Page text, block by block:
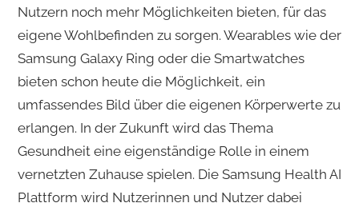
Nutzern noch mehr Möglichkeiten bieten, für das
eigene Wohlbefinden zu sorgen. Wearables wie der
Samsung Galaxy Ring oder die Smartwatches
bieten schon heute die Möglichkeit, ein
umfassendes Bild über die eigenen Körperwerte zu
erlangen. In der Zukunft wird das Thema
Gesundheit eine eigenständige Rolle in einem
vernetzten Zuhause spielen. Die Samsung Health AI
Plattform wird Nutzerinnen und Nutzer dabei